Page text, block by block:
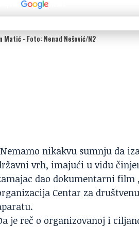
Matić - Foto: Nenad Nešović/N2
nikakvu sumnju da
vrh, imajući u vidu
dao dokumentarni film
Centar za
je reč o organizovanoj i